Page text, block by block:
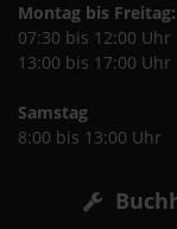
Montag bis Freitag:
07:30 bis 12:00 Uhr
13:00 bis 17:00 Uhr
Samstag
8:00 bis 13:00 Uhr